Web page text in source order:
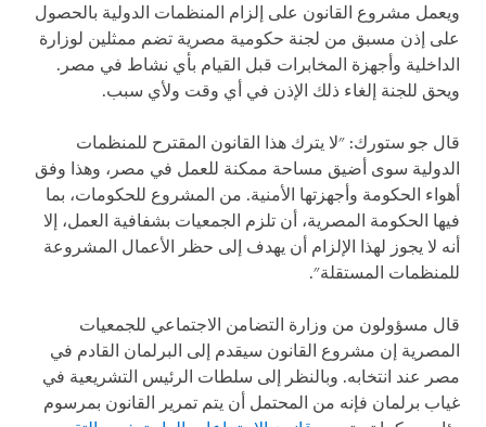
ويعمل مشروع القانون على إلزام المنظمات الدولية بالحصول
على إذن مسبق من لجنة حكومية مصرية تضم ممثلين لوزارة
الداخلية وأجهزة المخابرات قبل القيام بأي نشاط في مصر.
ويحق للجنة إلغاء ذلك الإذن في أي وقت ولأي سبب.
قال جو ستورك: "لا يترك هذا القانون المقترح للمنظمات
الدولية سوى أضيق مساحة ممكنة للعمل في مصر، وهذا وفق
أهواء الحكومة وأجهزتها الأمنية. من المشروع للحكومات، بما
فيها الحكومة المصرية، أن تلزم الجمعيات بشفافية العمل، إلا
أنه لا يجوز لهذا الإلزام أن يهدف إلى حظر الأعمال المشروعة
للمنظمات المستقلة".
قال مسؤولون من وزارة التضامن الاجتماعي للجمعيات
المصرية إن مشروع القانون سيقدم إلى البرلمان القادم في
مصر عند انتخابه. وبالنظر إلى سلطات الرئيس التشريعية في
غياب برلمان فإنه من المحتمل أن يتم تمرير القانون بمرسوم